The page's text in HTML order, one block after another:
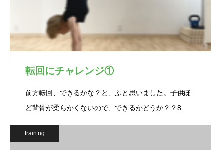
転回にチャレンジ①
前方転回、できるかな？と、ふと思いました。子供ほ
ど背骨が柔らかくないので、できるかどうか？？8…
training